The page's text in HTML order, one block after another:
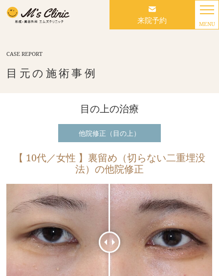
来院予約 MENU
CASE REPORT
目元の施術事例
目の上の治療
他院修正（目の上）
【 10代／女性 】裏留め（切らない二重埋没
法）の他院修正